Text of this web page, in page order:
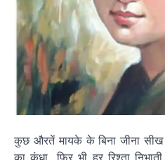
कुछ औरतें मायके के बिना जीना